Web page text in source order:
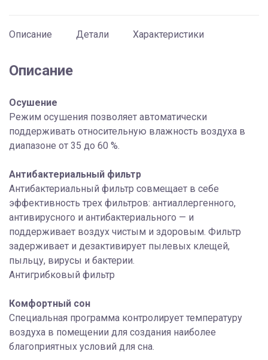
Описание Детали Характеристики
Описание
Осушение
Режим осушения позволяет автоматически
поддерживать относительную влажность воздуха в
диапазоне от 35 до 60 %.
Антибактериальный фильтр
Антибактериальный фильтр совмещает в себе
эффективность трех фильтров: антиаллергенного,
антивирусного и антибактериального — и
поддерживает воздух чистым и здоровым. Фильтр
задерживает и дезактивирует пылевых клещей,
пыльцу, вирусы и бактерии.
Антигрибковый фильтр
Комфортный сон
Специальная программа контролирует температуру
воздуха в помещении для создания наиболее
благоприятных условий для сна.